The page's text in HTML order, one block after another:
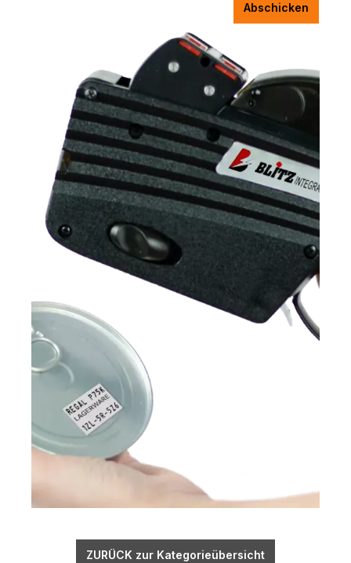
Abschicken
ZURÜCK zur Kategorieübersicht